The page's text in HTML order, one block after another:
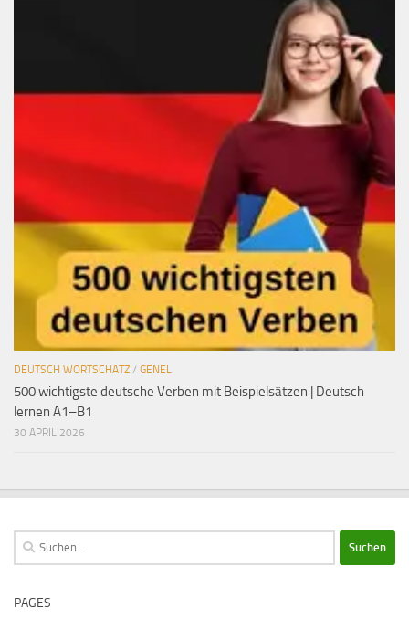
DEUTSCH WORTSCHATZ / GENEL
500 wichtigste deutsche Verben mit Beispielsätzen | Deutsch
lernen A1–B1
30 APRIL 2026
Suchen
nach:
PAGES